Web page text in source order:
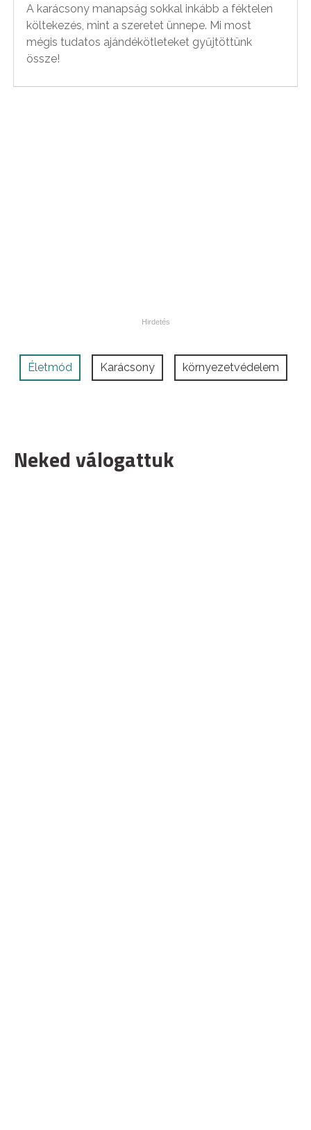
A karácsony manapság sokkal inkább a féktelen
költekezés, mint a szeretet ünnepe. Mi most
mégis tudatos ajándékötleteket gyűjtöttünk
össze!
Életmód Karácsony környezetvédelem
Neked válogattuk